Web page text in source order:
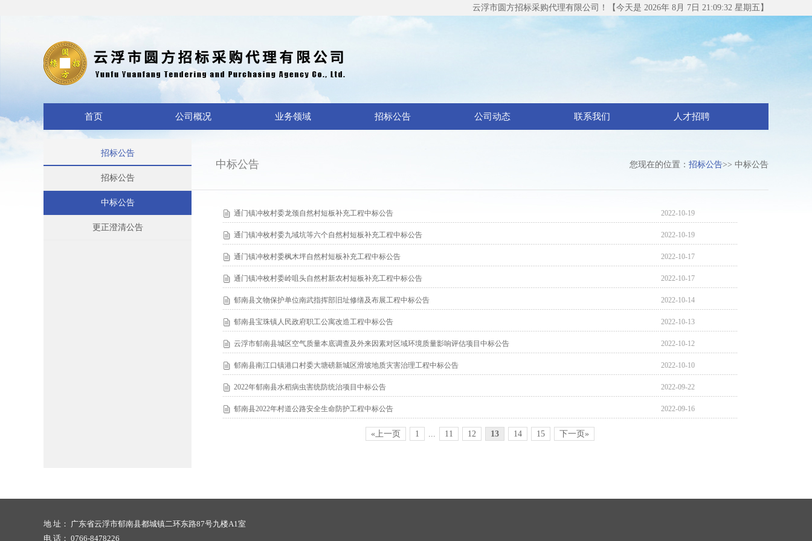
云浮市圆方招标采购代理有限公司！【今天是 2026年 8月 7日 21:09:32 星期五】
首页 公司概况 业务领域 招标公告 公司动态 联系我们 人才招聘
招标公告
招标公告
中标公告
更正澄清公告
中标公告 您现在的位置： 招标公告>> 中标公告
通门镇冲枚村委龙颈自然村短板补充工程中标公告 2022-10-19
通门镇冲枚村委九域坑等六个自然村短板补充工程中标公告 2022-10-19
通门镇冲枚村委枫木坪自然村短板补充工程中标公告 2022-10-17
通门镇冲枚村委岭咀头自然村新农村短板补充工程中标公告 2022-10-17
郁南县文物保护单位南武指挥部旧址修缮及布展工程中标公告 2022-10-14
郁南县宝珠镇人民政府职工公寓改造工程中标公告 2022-10-13
云浮市郁南县城区空气质量本底调查及外来因素对区域环境质量影响评估项目中标公告 2022-10-12
郁南县南江口镇港口村委大塘磅新城区滑坡地质灾害治理工程中标公告 2022-10-10
2022年郁南县水稻病虫害统防统治项目中标公告 2022-09-22
郁南县2022年村道公路安全生命防护工程中标公告 2022-09-16
«上一页 1 ... 11 12 13 14 15 下一页»
地 址： 广东省云浮市郁南县都城镇二环东路87号九楼A1室
电 话： 0766-8478226